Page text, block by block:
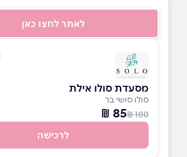
לאתר לחצו כאן
מסעדת סולו אילת
סולו סושי בר
100 ₪
85 ₪
לרכישה